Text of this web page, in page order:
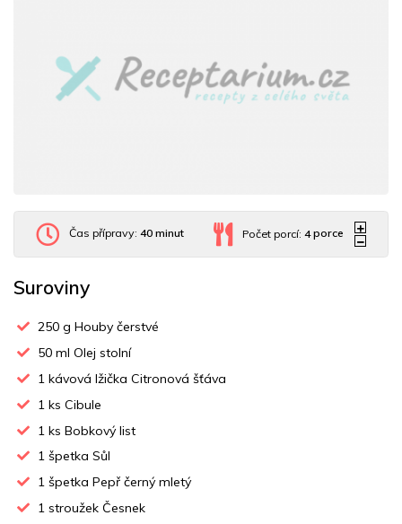
Čas přípravy:40 minut Počet porcí:4 porce
Suroviny
250 g Houby čerstvé
50 ml Olej stolní
1 kávová lžička Citronová šťáva
1 ks Cibule
1 ks Bobkový list
1 špetka Sůl
1 špetka Pepř černý mletý
1 stroužek Česnek